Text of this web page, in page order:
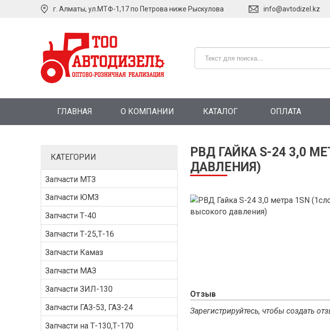
г. Алматы, ул.МТФ-1,17 по Петрова ниже Рыскулова info@avtodizel.kz
ГЛАВНАЯ О КОМПАНИИ КАТАЛОГ ОПЛАТА
КАТЕГОРИИ
Запчасти МТЗ
Запчасти ЮМЗ
Запчасти Т-40
Запчасти Т-25,Т-16
Запчасти Камаз
Запчасти МАЗ
Запчасти ЗИЛ-130
Запчасти ГАЗ-53, ГАЗ-24
Запчасти на Т-130,Т-170
РВД ГАЙКА S-24 3,0
ДАВЛЕНИЯ)
Отзыв
Зарегистрируйтесь, чтобы создать